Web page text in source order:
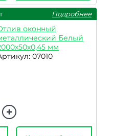
Подробнее
оконный
Белый
мм
07010